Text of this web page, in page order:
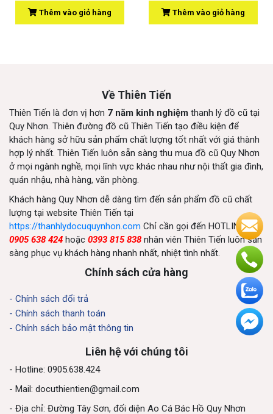
Thêm vào giỏ hàng Thêm vào giỏ hàng
Về Thiên Tiến
Thiên Tiến là đơn vị hơn 7 năm kinh nghiệm thanh lý đồ cũ tại
Quy Nhơn. Thiên đường đồ cũ Thiên Tiến tạo điều kiện để
khách hàng sở hữu sản phẩm chất lượng tốt nhất với giá thành
hợp lý nhất. Thiên Tiến luôn sẵn sàng thu mua đồ cũ Quy Nhơn
ở mọi ngành nghề, mọi lĩnh vực khác nhau như nội thất gia đình,
quán nhậu, nhà hàng, văn phòng.
Khách hàng Quy Nhơn dễ dàng tìm đến sản phẩm đồ cũ chất
lượng tại website Thiên Tiến tại
https://thanhlydocuquynhon.com Chỉ cần gọi đến HOTLINE
0905 638 424 hoặc 0393 815 838 nhân viên Thiên Tiến luôn sẵn
sàng phục vụ khách hàng nhanh nhất, nhiệt tình nhất.
Chính sách cửa hàng
- Chính sách đổi trả
- Chính sách thanh toán
- Chính sách bảo mật thông tin
Liên hệ với chúng tôi
- Hotline: 0905.638.424
- Mail: docuthientien@gmail.com
- Địa chỉ: Đường Tây Sơn, đối diện Ao Cá Bác Hồ Quy Nhơn